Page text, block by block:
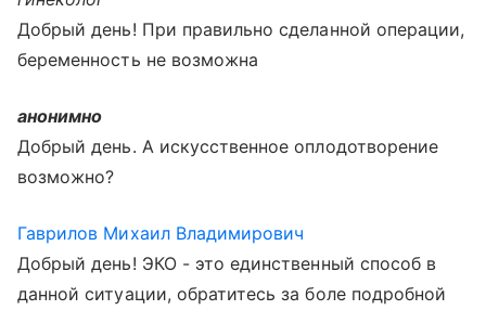
Добрый день! При правильно сделанной операции,
беременность не возможна
анонимно
Добрый день. А искусственное оплодотворение
возможно?
Гаврилов Михаил Владимирович
Добрый день! ЭКО - это единственный способ в
данной ситуации, обратитесь за боле подробной